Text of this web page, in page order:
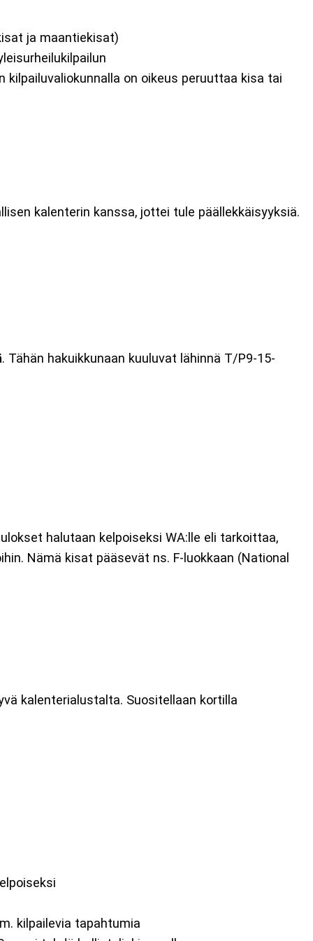
ja maantiekisat)
kilpailuvaliokunnalla on oikeus peruuttaa kisa tai
kalenterin kanssa, jottei tule päällekkäisyyksiä.
. Tähän hakuikkunaan kuuluvat lähinnä T/P9-15-
halutaan kelpoiseksi WA:lle eli tarkoittaa,
Nämä kisat pääsevät ns. F-luokkaan (National
kalenterialustalta. Suositellaan kortilla
kilpailevia tapahtumia